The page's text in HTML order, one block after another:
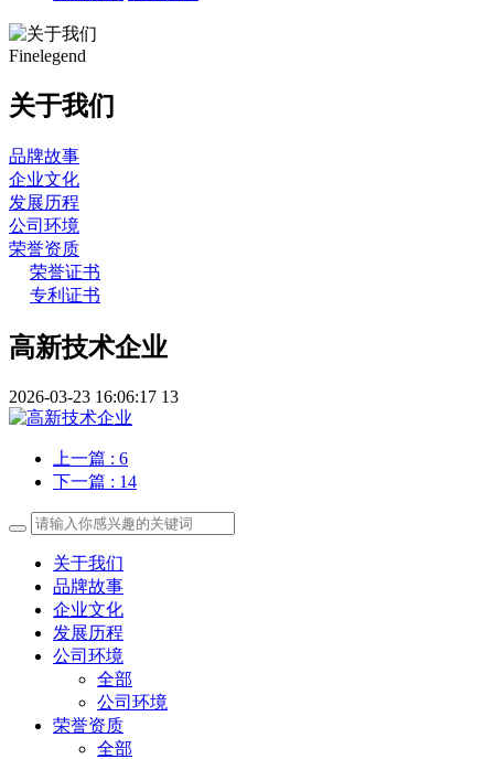
Finelegend
关于我们
品牌故事
企业文化
发展历程
公司环境
荣誉资质
荣誉证书
专利证书
高新技术企业
2026-03-23 16:06:17 13
上一篇 : 6
下一篇 : 14
关于我们
品牌故事
企业文化
发展历程
公司环境
全部
公司环境
荣誉资质
全部